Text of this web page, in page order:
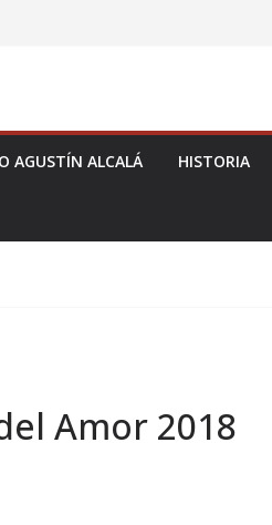
AGUSTÍN ALCALÁ HISTORIA
Amor 2018